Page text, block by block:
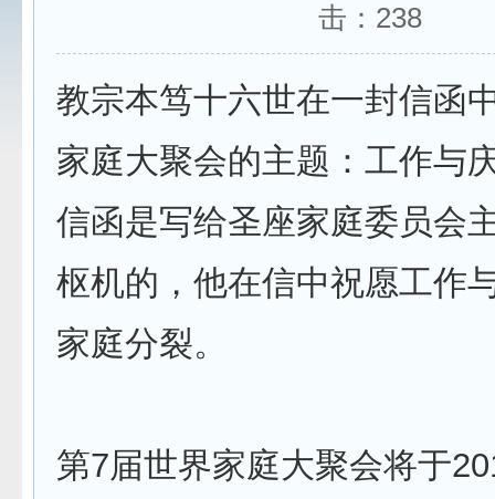
击： 238
教宗本笃十六世在一封信函
家庭大聚会的主题：工作与
信函是写给圣座家庭委员会
枢机的，他在信中祝愿工作
家庭分裂。
第7届世界家庭大聚会将于